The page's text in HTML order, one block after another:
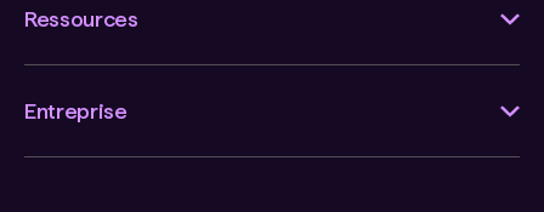
Ressources
Entreprise